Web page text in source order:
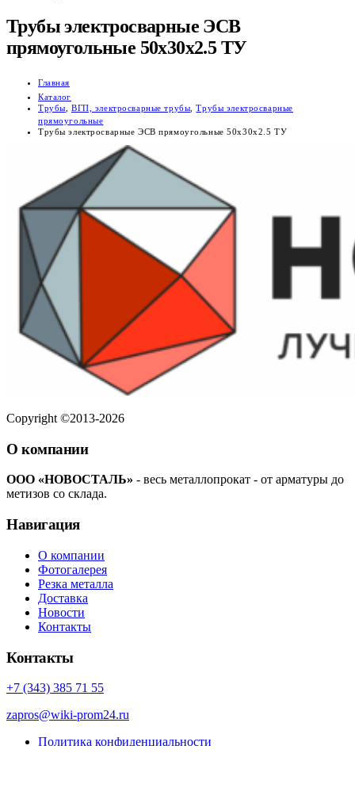
Трубы электросварные ЭСВ
прямоугольные 50х30х2.5 ТУ
Главная
Каталог
Трубы ,ВГП, электросварные трубы ,Трубы электросварные
прямоугольные
Трубы электросварные ЭСВ прямоугольные 50х30х2.5 ТУ
Copyright ©2013-2026
О компании
ООО «НОВОСТАЛЬ» - весь металлопрокат - от арматуры до
метизов со склада.
Навигация
О компании
Фотогалерея
Резка металла
Доставка
Новости
Контакты
Контакты
+7 (343) 385 71 55
zapros@wiki-prom24.ru
Политика конфиденциальности